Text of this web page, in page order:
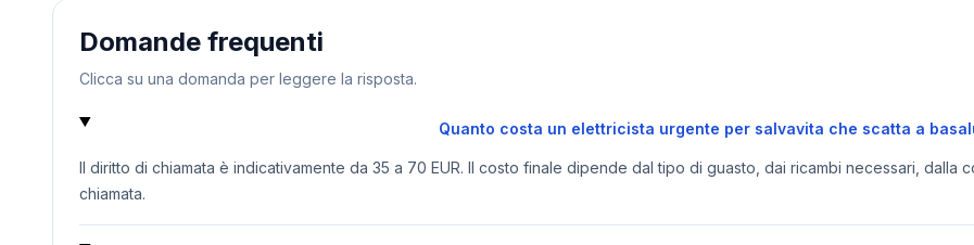
Domande frequenti
Clicca su una domanda per leggere la risposta.
Quanto costa un elettricista urgente per salvavita che scatta a
Il diritto di chiamata è indicativamente da 35 a 70 EUR. Il costo finale dipende dal tipo di guasto, dai ricambi necessari, dalla
chiamata.